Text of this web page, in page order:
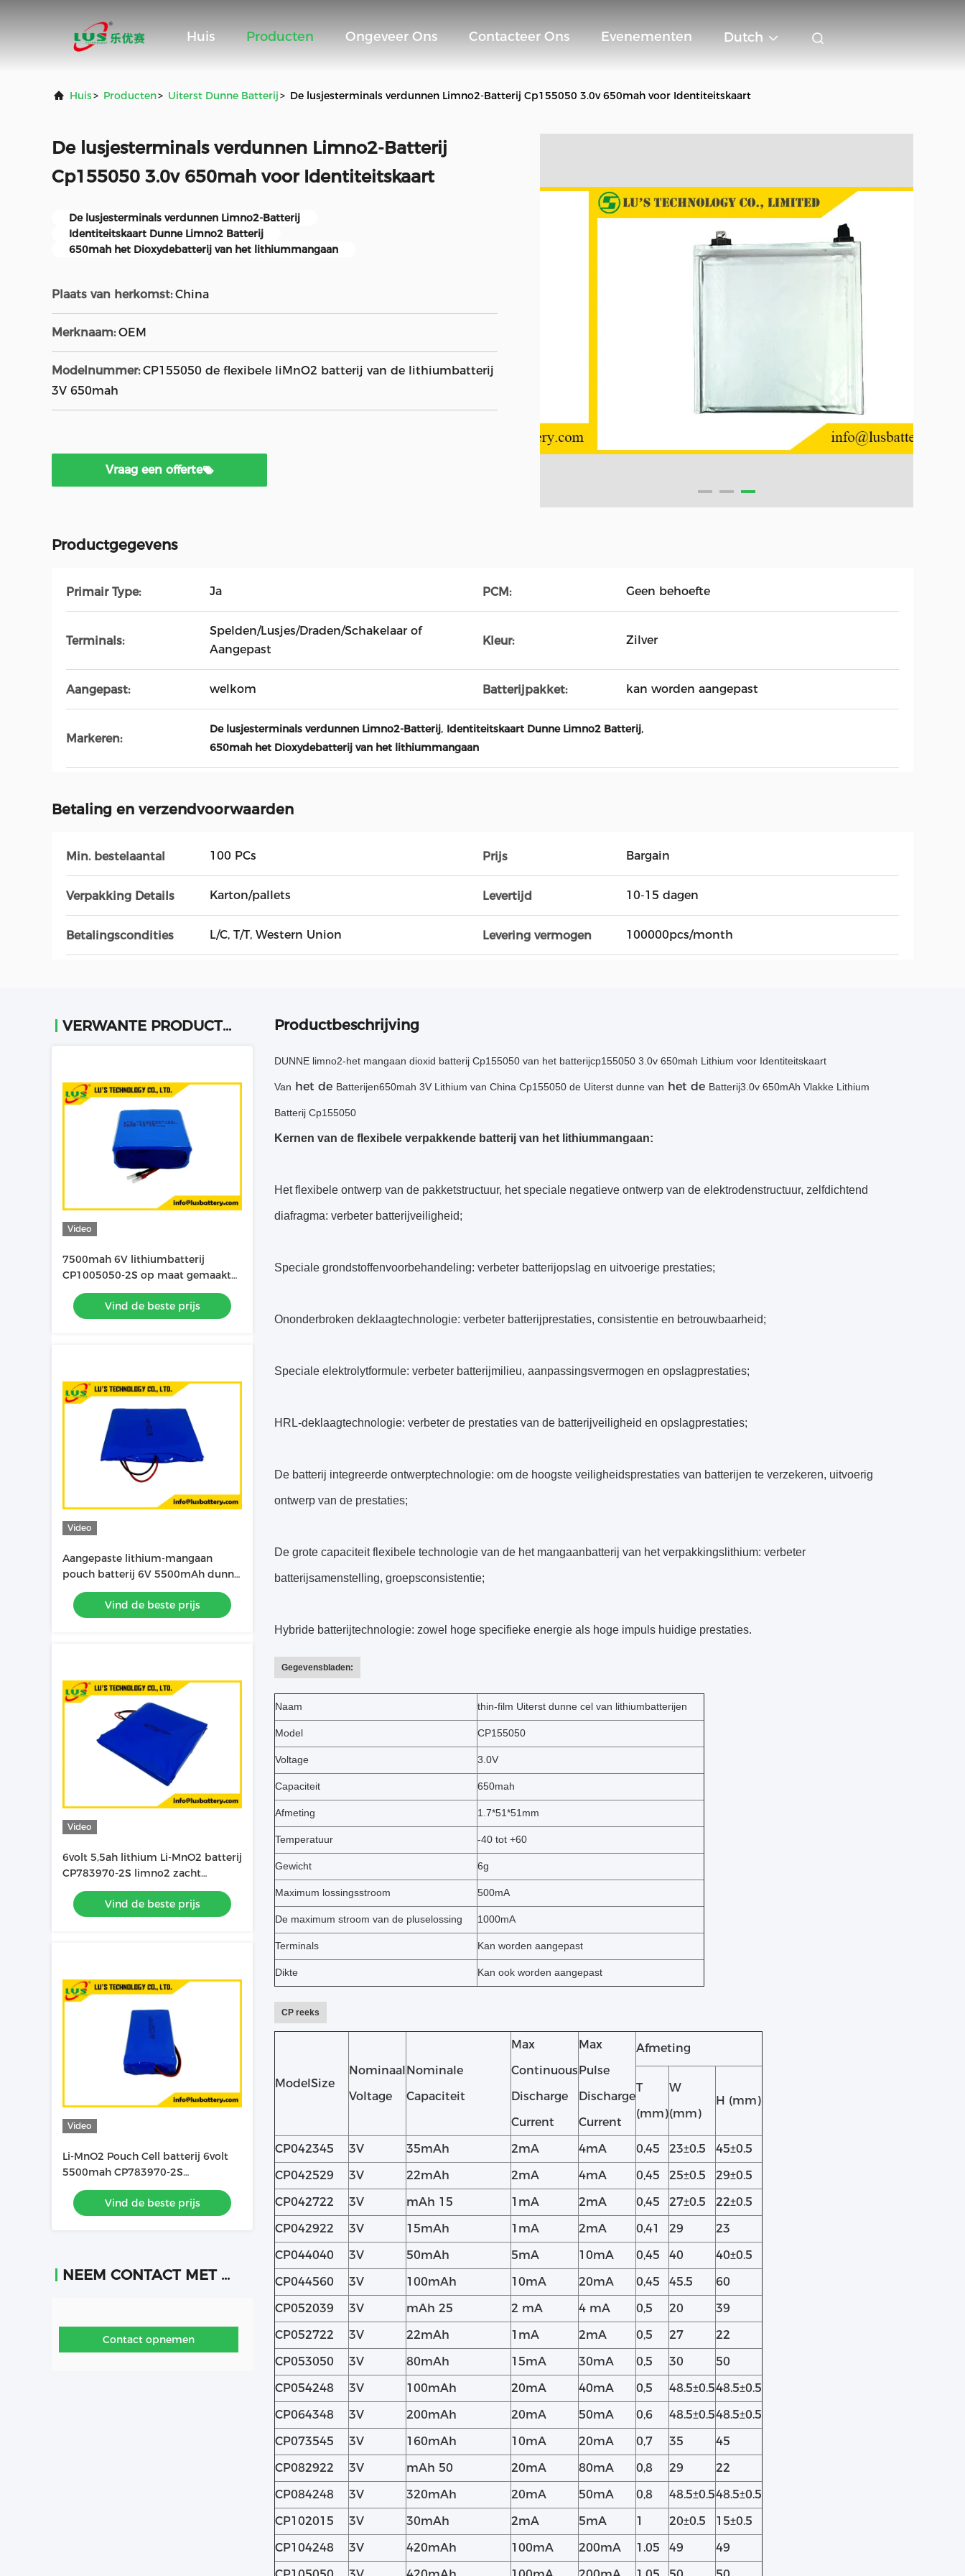
Huis Producten Ongeveer Ons Contacteer Ons Evenementen Dutch
Huis> Producten> Uiterst Dunne Batterij> De lusjesterminals verdunnen Limno2-Batterij Cp155050 3.0v 650mah voor Identiteitskaart
De lusjesterminals verdunnen Limno2-Batterij
Cp155050 3.0v 650mah voor Identiteitskaart
De lusjesterminals verdunnen Limno2-Batterij
Identiteitskaart Dunne Limno2 Batterij
650mah het Dioxydebatterij van het lithiummangaan
Plaats van herkomst: China
Merknaam: OEM
Modelnummer: CP155050 de flexibele liMnO2 batterij van de lithiumbatterij
3V 650mah
Vraag een offerte
Productgegevens
Primair Type: Ja PCM: Geen behoefte
Terminals:
Spelden/Lusjes/Draden/Schakelaar of
Aangepast
Kleur: Zilver
Aangepast: welkom Batterijpakket: kan worden aangepast
Markeren:
De lusjesterminals verdunnen Limno2-Batterij, Identiteitskaart Dunne Limno2 Batterij,
650mah het Dioxydebatterij van het lithiummangaan
Betaling en verzendvoorwaarden
Min. bestelaantal 100 PCs Prijs Bargain
Verpakking Details Karton/pallets Levertijd 10-15 dagen
Betalingscondities L/C, T/T, Western Union Levering vermogen 100000pcs/month
VERWANTE PRODUCTEN
Video
7500mah 6V lithiumbatterij
CP1005050-2S op maat gemaakt
lithiumbatterijpakket
Vind de beste prijs
Video
Aangepaste lithium-mangaan
pouch batterij 6V 5500mAh dunne
cel batterij CP783970-2S batterij
Vind de beste prijs
Video
6volt 5,5ah lithium Li-MnO2 batterij
CP783970-2S limno2 zacht
batterijpakket OEM-fabriek
Vind de beste prijs
Video
Li-MnO2 Pouch Cell batterij 6volt
5500mah CP783970-2S
Lithiumbatterij op maat
Vind de beste prijs
NEEM CONTACT MET ONS OP
Contact opnemen
Productbeschrijving
DUNNE limno2-het mangaan dioxid batterij Cp155050 van het batterijcp155050 3.0v 650mah Lithium voor Identiteitskaart
Van het de Batterijen650mah 3V Lithium van China Cp155050 de Uiterst dunne van het de Batterij3.0v 650mAh Vlakke Lithium
Batterij Cp155050
Kernen van de flexibele verpakkende batterij van het lithiummangaan:
Het flexibele ontwerp van de pakketstructuur, het speciale negatieve ontwerp van de elektrodenstructuur, zelfdichtend
diafragma: verbeter batterijveiligheid;
Speciale grondstoffenvoorbehandeling: verbeter batterijopslag en uitvoerige prestaties;
Ononderbroken deklaagtechnologie: verbeter batterijprestaties, consistentie en betrouwbaarheid;
Speciale elektrolytformule: verbeter batterijmilieu, aanpassingsvermogen en opslagprestaties;
HRL-deklaagtechnologie: verbeter de prestaties van de batterijveiligheid en opslagprestaties;
De batterij integreerde ontwerptechnologie: om de hoogste veiligheidsprestaties van batterijen te verzekeren, uitvoerig
ontwerp van de prestaties;
De grote capaciteit flexibele technologie van de het mangaanbatterij van het verpakkingslithium: verbeter
batterijsamenstelling, groepsconsistentie;
Hybride batterijtechnologie: zowel hoge specifieke energie als hoge impuls huidige prestaties.
Gegevensbladen:
Naam thin-film Uiterst dunne cel van lithiumbatterijen
Model CP155050
Voltage 3.0V
Capaciteit 650mah
Afmeting 1.7*51*51mm
Temperatuur -40 tot +60
Gewicht 6g
Maximum lossingsstroom 500mA
De maximum stroom van de pluselossing 1000mA
Terminals Kan worden aangepast
Dikte Kan ook worden aangepast
CP reeks
ModelSize
Nominaal
Voltage
Nominale
Capaciteit
Max
Continuous
Discharge
Current
Max
Pulse
Discharge
Current
Afmeting
T
(mm)
W
(mm)
H (mm)
CP042345 3V 35mAh 2mA 4mA 0,45 23±0.5
45±0.5
CP042529
3V 22mAh 2mA 4mA 0,45 25±0.5
29±0.5
CP042722
3V mAh 15 1mA 2mA 0,45 27±0.5
22±0.5
CP042922
3V 15mAh 1mA 2mA 0,41 29
23
CP044040
3V 50mAh 5mA 10mA 0,45 40
40±0.5
CP044560
3V 100mAh 10mA 20mA 0,45 45.5
60
CP052039
3V mAh 25 2 mA 4 mA 0,5 20
39
CP052722
3V 22mAh 1mA 2mA 0,5 27
22
CP053050
3V 80mAh 15mA 30mA 0,5 30
50
CP054248
3V 100mAh 20mA 40mA 0,5 48.5±0.548.5±0.5
CP064348
3V 200mAh 20mA 50mA 0,6 48.5±0.548.5±0.5
CP073545
3V 160mAh 10mA 20mA 0,7 35
45
CP082922
3V mAh 50 20mA 80mA 0,8 29
22
CP084248
3V 320mAh 20mA 50mA 0,8 48.5±0.548.5±0.5
CP102015
3V 30mAh 2mA 5mA 1 20±0.5
15±0.5
CP104248
3V 420mAh 100mA 200mA 1.05 49
49